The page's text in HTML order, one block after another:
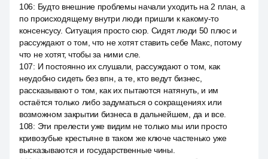
106: Будто внешние проблемы начали уходить на 2 план, а
по происходящему внутри люди пришли к какому-то
консенсусу. Ситуация просто сюр. Сидят люди 50 плюс и
рассуждают о том, что не хотят ставить себе Макс, потому
что не хотят, чтобы за ними сле.
107: И постоянно их слушали, рассуждают о том, как
неудобно сидеть без впн, а те, кто ведут бизнес,
рассказывают о том, как их пытаются натянуть, и им
остаётся только либо задуматься о сокращениях или
возможном закрытии бизнеса в дальнейшем, да и все.
108: Эти прелести уже видим не только мы или просто
кривозубые крестьяне в таком же ключе частенько уже
высказываются и государственные чины.